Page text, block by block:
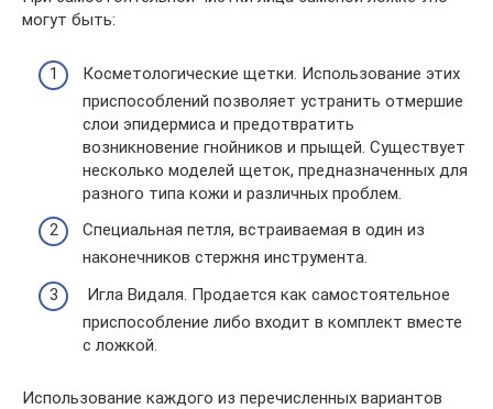
могут быть:
Косметологические щетки. Использование этих
приспособлений позволяет устранить отмершие
слои эпидермиса и предотвратить
возникновение гнойников и прыщей. Существует
несколько моделей щеток, предназначенных для
разного типа кожи и различных проблем.
Специальная петля, встраиваемая в один из
наконечников стержня инструмента.
Игла Видаля. Продается как самостоятельное
приспособление либо входит в комплект вместе
с ложкой.
Использование каждого из перечисленных вариантов